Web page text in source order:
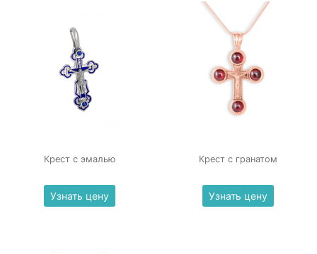
Крест с эмалью
Узнать цену
Крест с гранатом
Узнать цену